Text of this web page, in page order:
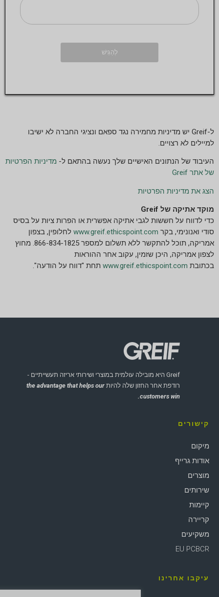
ל-Greif יש מדיניות מחמירה נגד ספאם ונציגי החברה לא ישיבו
למיילים לא רצויים.
העיבוד של הנתונים האישיים שלך נעשה בהתאם ל- מדיניות הפרטיות
של אתר Greif
הצג את מדיניות הפרטיות
מוקד אתיקה של Greif
כדי לדווח על חששות לגבי אתיקה אפשרית או הפרות ציות על בסיס
סודי ואנונימי, בקר www.greif.ethicspoint.com לחלופין, בצפון
אמריקה, תוכל להתקשר ללא תשלום למספר 866-834-1825. מחוץ
לצפון אמריקה, היכן שזמין, עקוב אחר ההוראות
בכתובת www.greif.ethicspoint.com תחת "דווח על הודעה".
Greif היא מובילה עולמית במוצרי ושירותי אריזה תעשייתיים -
רודפת אחר החזון שלה להיות the advantage that helps our
customers win.
קישורים
מיקום
אודות גרייף
מוצרים
שירותים
קיימות
קריירה
משקיעים
EU PCBCR
עיקבו אחרינו